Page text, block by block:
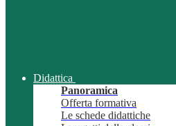
Didattica
Panoramica
Offerta formativa
Le schede didattiche